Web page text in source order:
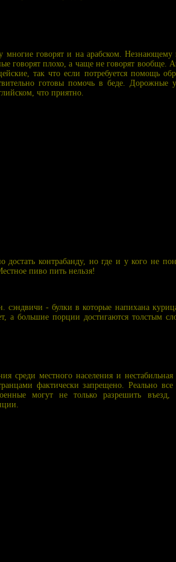
говорят и на арабском. Незнающему
говорят плохо, а чаще не говорят вообще.
так что если потребуется помощь
готовы помочь в беде. Дорожные
что приятно.
достать контрабанду, но где и у кого не
пиво пить нельзя!
сэндвичи - булки в которые напихана
а большие порции достигаются толстым
среди местного населения и нестабильная
фактически запрещено. Реально все
могут не только разрешить